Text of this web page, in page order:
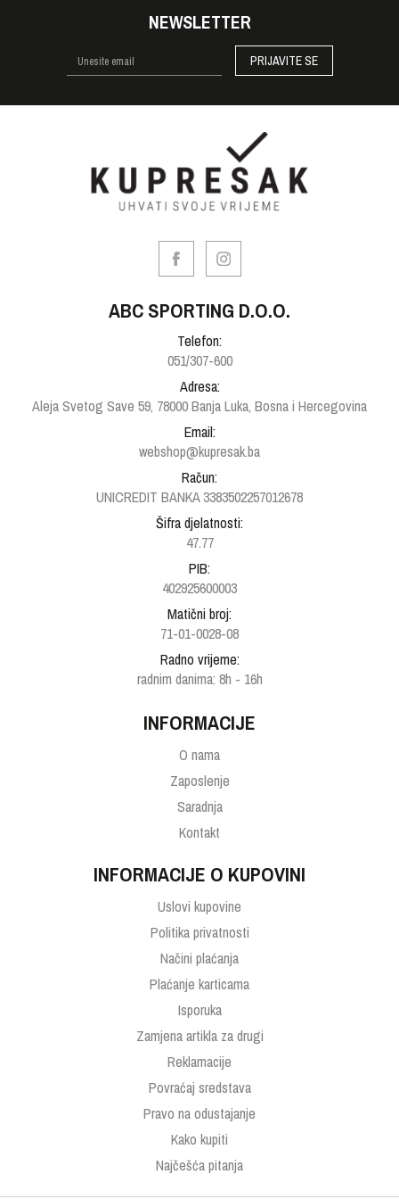
NEWSLETTER
PRIJAVITE SE
ABC SPORTING D.O.O.
Telefon:
051/307-600
Adresa:
Aleja Svetog Save 59, 78000 Banja Luka, Bosna i Hercegovina
Email:
webshop@kupresak.ba
Račun:
UNICREDIT BANKA 3383502257012678
Šifra djelatnosti:
47.77
PIB:
402925600003
Matični broj:
71-01-0028-08
Radno vrijeme:
radnim danima: 8h - 16h
INFORMACIJE
O nama
Zaposlenje
Saradnja
Kontakt
INFORMACIJE O KUPOVINI
Uslovi kupovine
Politika privatnosti
Načini plaćanja
Plaćanje karticama
Isporuka
Zamjena artikla za drugi
Reklamacije
Povraćaj sredstava
Pravo na odustajanje
Kako kupiti
Najčešća pitanja